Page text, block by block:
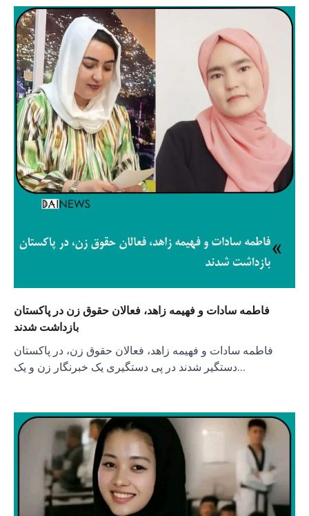
فاطمه سادات و فهیمه زاهد، فعالان حقوق زن در پاکستان
بازداشت شدند
فاطمه سادات و فهیمه زاهد، فعالان حقوق زن، در پاکستان
دستگیر شدند در پی دستگیری یک خبرنگار زن و یک…